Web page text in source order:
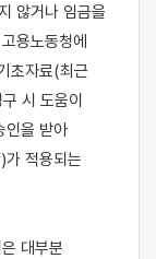
않거나 임금을
용노동청에
초자료(최근
시 도움이
인을 받아
적용되는
대부분